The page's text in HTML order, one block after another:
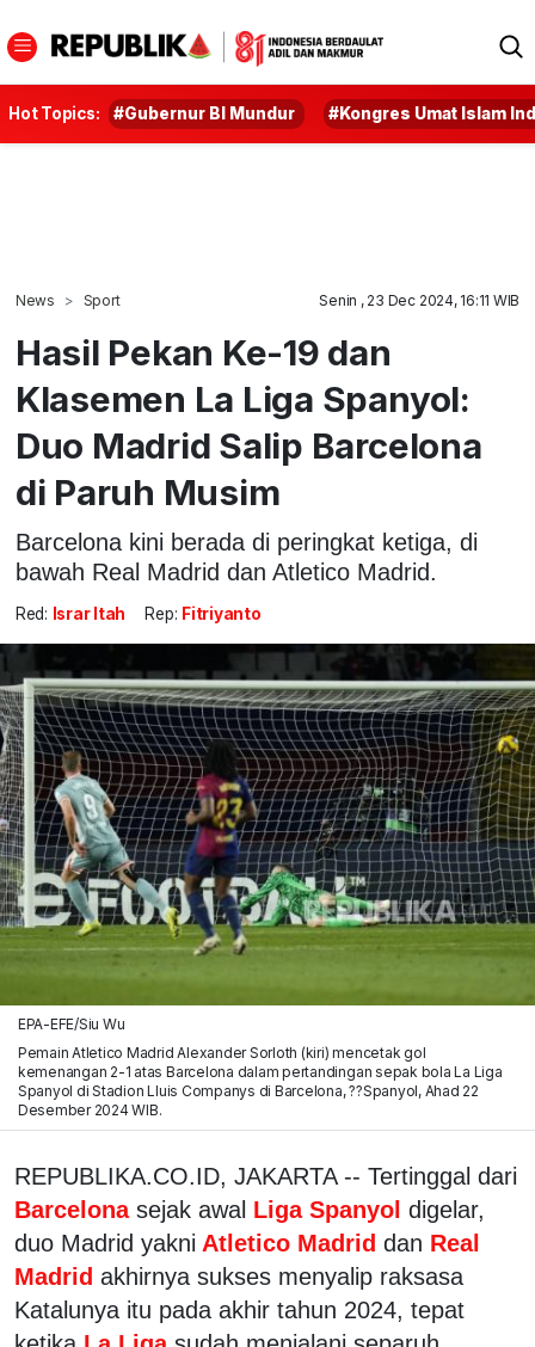
Hot Topics: #Gubernur BI Mundur #Kongres Umat Islam
News Sport Senin , 23 Dec 2024, 16:11 WIB
Hasil Pekan Ke-19 dan
Klasemen La Liga Spanyol:
Duo Madrid Salip Barcelona
di Paruh Musim
Barcelona kini berada di peringkat ketiga, di
bawah Real Madrid dan Atletico Madrid.
Red: Israr Itah Rep: Fitriyanto
EPA-EFE/Siu Wu
Pemain Atletico Madrid Alexander Sorloth (kiri) mencetak gol
kemenangan 2-1 atas Barcelona dalam pertandingan sepak bola La Liga
Spanyol di Stadion Lluis Companys di Barcelona, ??Spanyol, Ahad 22
Desember 2024 WIB.
REPUBLIKA.CO.ID, JAKARTA -- Tertinggal dari
Barcelona sejak awal Liga Spanyol digelar,
duo Madrid yakni Atletico Madrid dan Real
Madrid akhirnya sukses menyalip raksasa
Katalunya itu pada akhir tahun 2024, tepat